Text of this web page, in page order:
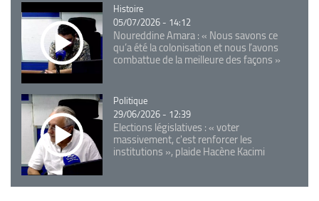
Catégorie
Histoire
05/07/2026 - 14:12
Noureddine Amara : « Nous savons ce
qu’a été la colonisation et nous l’avons
combattue de la meilleure des façons »
Catégorie
Politique
29/06/2026 - 12:39
Elections législatives : « voter
massivement, c'est renforcer les
institutions », plaide Hacène Kacimi